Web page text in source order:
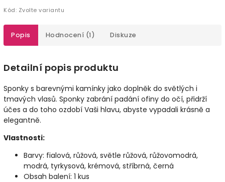
Kód: Zvolte variantu
Popis Hodnocení (1) Diskuze
Detailní popis produktu
Sponky s barevnými kamínky jako doplněk do světlých i
tmavých vlasů. Sponky zabrání padání ofiny do očí, přidrží
účes a do toho ozdobí Vaši hlavu, abyste vypadali krásně a
elegantně.
Vlastnosti:
Barvy: fialová, růžová, světle růžová, růžovomodrá,
modrá, tyrkysová, krémová, stříbrná, černá
Obsah balení: 1 kus